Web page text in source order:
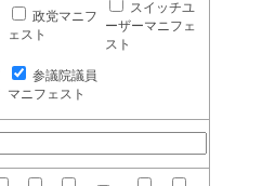
政党マニフ
ェスト
スイッチユ
ーザーマニフェ
スト
参議院議員
マニフェスト